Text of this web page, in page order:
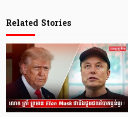
Related Stories